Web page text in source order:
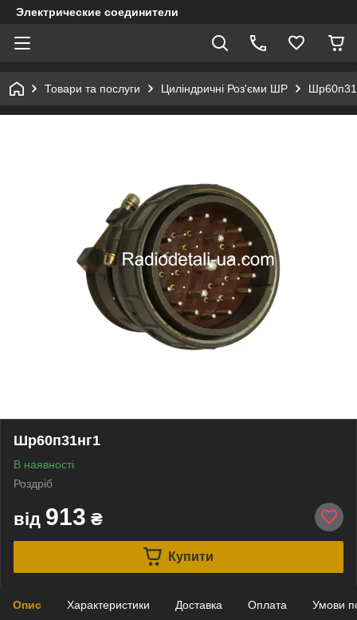
Электрические соединители
Товари та послуги Циліндричні Роз'єми ШР
Шр60п31нг1
В наявності
Роздріб
від 913 ₴
Купити
Опис Характеристики Доставка Оплата Умови